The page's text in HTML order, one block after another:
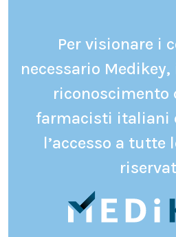
Per visionare i
necessario
riconoscimento
farmacisti italiani
l’accesso a tutte